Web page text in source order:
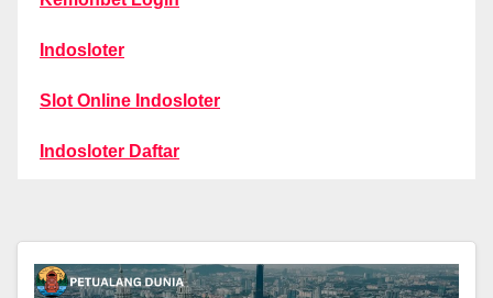
Indosloter
Slot Online Indosloter
Indosloter Daftar